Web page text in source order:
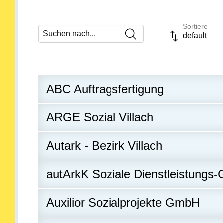
Suchen nach
Sortiere
Drop-down-
default
ABC Auftragsfertigung
ARGE Sozial Villach
Autark - Bezirk Villach
autArkK Soziale Dienstleistungs-
Auxilior Sozialprojekte GmbH